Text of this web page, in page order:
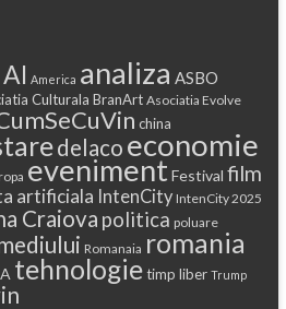
AI America analiza ASBO
Culturala BranArt Asociatia Evolve
china
delaco economie
eveniment Festival film
artificiala IntenCity IntenCity 2025
Craiova politica poluare
Romanaia romania
tehnologie timp liber Trump